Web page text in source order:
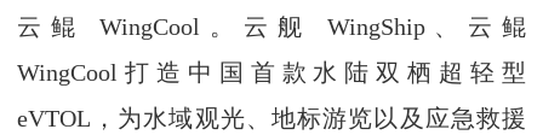
云鲲 WingCool。云舰 WingShip、云鲲
WingCool打造中国首款水陆双栖超轻型
eVTOL，为水域观光、地标游览以及应急救援